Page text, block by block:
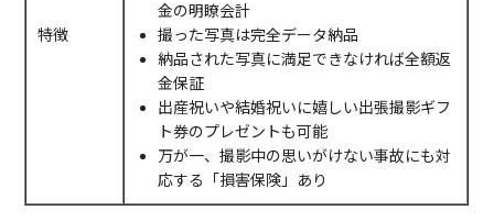
特徴
金の明瞭会計
撮った写真は完全データ納品
納品された写真に満足できなければ全額返
金保証
出産祝いや結婚祝いに嬉しい出張撮影ギフ
ト券のプレゼントも可能
万が一、撮影中の思いがけない事故にも対
応する「損害保険」あり